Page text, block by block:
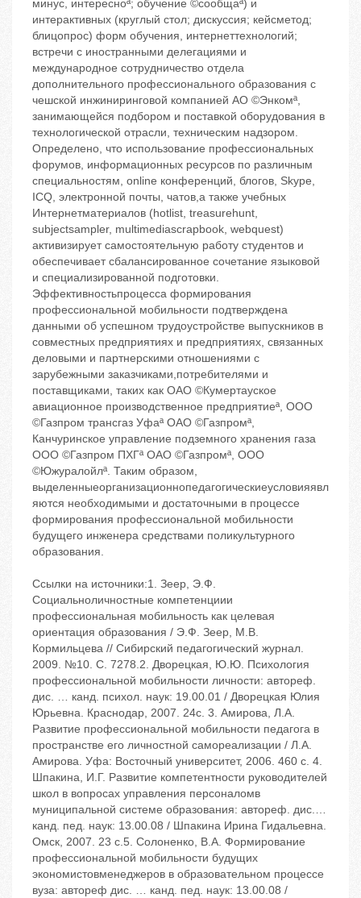
минус, интересноª; обучение ©сообщаª) и
интерактивных (круглый стол; дискуссия; кейсметод;
блицопрос) форм обучения, интернеттехнологий;
встречи с иностранными делегациями и
международное сотрудничество отдела
дополнительного профессионального образования с
чешской инжиниринговой компанией АО ©Энкомª,
занимающейся подбором и поставкой оборудования в
технологической отрасли, техническим надзором.
Определено, что использование профессиональных
форумов, информационных ресурсов по различным
специальностям, online конференций, блогов, Skype,
ICQ, электронной почты, чатов,а также учебных
Интернетматериалов (hotlist, treasurehunt,
subjectsampler, multimediascrapbook, webquest)
активизирует самостоятельную работу студентов и
обеспечивает сбалансированное сочетание языковой
и специализированной подготовки.
Эффективностьпроцесса формирования
профессиональной мобильности подтверждена
данными об успешном трудоустройстве выпускников в
совместных предприятиях и предприятиях, связанных
деловыми и партнерскими отношениями с
зарубежными заказчиками,потребителями и
поставщиками, таких как ОАО ©Кумертауское
авиационное производственное предприятиеª, ООО
©Газпром трансгаз Уфаª ОАО ©Газпромª,
Канчуринское управление подземного хранения газа
ООО ©Газпром ПХГª ОАО ©Газпромª, ООО
©Южуралойлª. Таким образом,
выделенныеорганизационнопедагогическиеусловияявл
яются необходимыми и достаточными в процессе
формирования профессиональной мобильности
будущего инженера средствами поликультурного
образования.
Ссылки на источники:1. Зеер, Э.Ф.
Социальноличностные компетенциии
профессиональная мобильность как целевая
ориентация образования / Э.Ф. Зеер, М.В.
Кормильцева // Сибирский педагогический журнал.
‬2009. ‬№10. ‬С. 72‬78.2. Дворецкая, Ю.Ю. Психология
профессиональной мобильности личности: автореф.
дис. … канд. психол. наук: 19.00.01 / Дворецкая Юлия
Юрьевна. ‬Краснодар, 2007. ‬24с. 3. Амирова, Л.А.
Развитие профессиональной мобильности педагога в
пространстве его личностной самореализации / Л.А.
Амирова. ‬Уфа: Восточный университет, 2006. ‬460 с. 4.
Шпакина, И.Г. Развитие компетентности руководителей
школ в вопросах управления персоналомв
муниципальной системе образования: автореф. дис.…
канд. пед. наук: 13.00.08 / Шпакина Ирина Гидальевна.
‬Омск, 2007. ‬23 с.5. Солоненко, В.А. Формирование
профессиональной мобильности будущих
экономистовменеджеров в образовательном процессе
вуза: автореф дис. … канд. пед. наук: 13.00.08 /